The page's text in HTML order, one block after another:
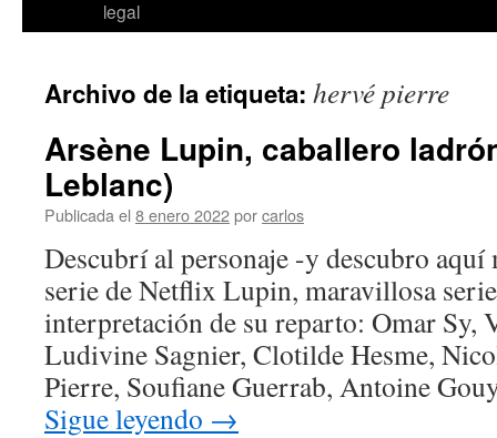
legal
Archivo de la etiqueta: hervé pierre
Arsène Lupin, caballero
Leblanc)
Publicada el 8 enero 2022porcarlos
Descubrí al personaje -y descubro
serie de Netflix Lupin, maravillosa
interpretación de su reparto: Omar Sy,
Ludivine Sagnier, Clotilde Hesme,
Pierre, Soufiane Guerrab, Antoine
Sigue leyendo →